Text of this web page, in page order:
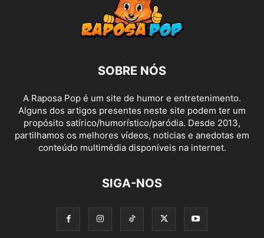
SOBRE NÓS
A Raposa Pop é um site de humor e entretenimento.
Alguns dos artigos presentes neste site podem ter um
propósito satírico/humorístico/paródia. Desde 2013,
partilhamos os melhores vídeos, noticias e anedotas em
conteúdo multimédia disponíveis na internet.
SIGA-NOS